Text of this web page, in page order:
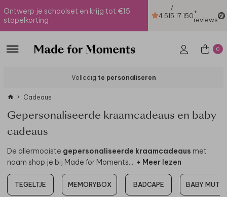
Ontwerp je schoolset en krijg tot €15
stapelkorting
4.51
/
5
-
17.150+
reviews
0
Volledig te personaliseren
Cadeaus
Gepersonaliseerde kraamcadeaus en baby
cadeaus
De allermooiste gepersonaliseerde kraamcadeaus met
naam shop je bij Made for Moments.... + Meer lezen
TEGELTJE MEMORYBOX BADCAPE BABY